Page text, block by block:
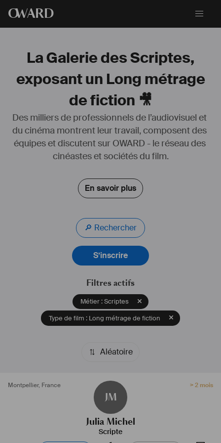
OWARD
La Galerie des Scriptes,
exposant un Long métrage
de fiction 🎥
Des milliers de professionnels de l’audiovisuel et
du cinéma montrent leur travail, composent des
équipes et discutent sur OWARD - le réseau des
cinéastes et sociétés du film.
En savoir plus
🔎 Rechercher
S’inscrire
Filtres actifs
Métier : Scriptes
Type de film : Long métrage de fiction
Aléatoire
Montpellier, France
JM
> 2 mois
Julia Michel
Scripte